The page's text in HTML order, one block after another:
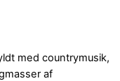
med countrymusik,
af